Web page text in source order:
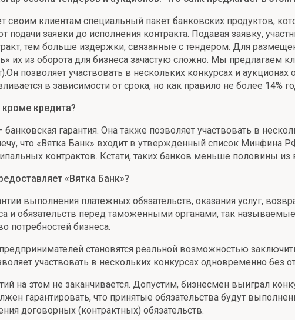
Госуслуги
своим клиентам специальный пакет банковских продуктов,
подачи заявки до исполнения контракта. Подавая заявку,
тем больше издержки, связанные с тендером. Для
их из оборота для бизнеса зачастую сложно. Мы предлагаем
позволяет участвовать в нескольких конкурсах и
в зависимости от срока, но как правило не более
кредита?
гарантия. Она также позволяет участвовать в
что «Вятка Банк» входит в утвержденный список Минфина
контрактов. Кстати, таких банков меньше половины
«Вятка Банк»?
выполнения платежных обязательств, оказания услуг,
и обязательств перед таможенными органами, так
потребностей бизнеса.
становятся реальной возможностью
участвовать в нескольких конкурсах одновременно без
на этом не заканчивается. Допустим, бизнесмен выиграл
гарантировать, что принятые обязательства будут
договорных (контрактных) обязательств.